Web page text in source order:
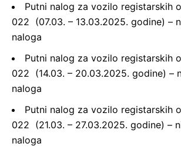
Putni nalog za vozilo registarskih
022 (07.03. – 13.03.2025. godine) –
naloga
Putni nalog za vozilo registarskih
022 (14.03. – 20.03.2025. godine) –
naloga
Putni nalog za vozilo registarskih
022 (21.03. – 27.03.2025. godine) –
naloga